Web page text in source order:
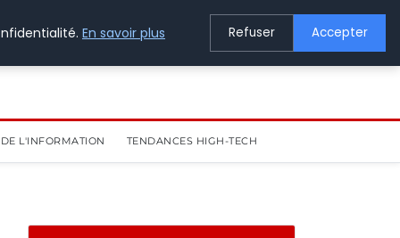
L'INFORMATION TENDANCES HIGH-TECH
En savoir plus Refuser Accepter